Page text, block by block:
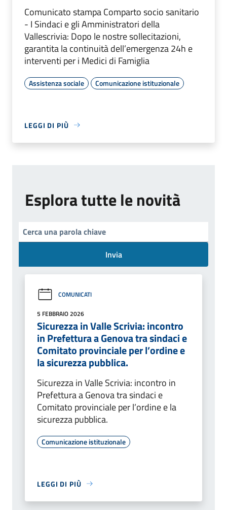
Comunicato stampa Comparto socio sanitario
- I Sindaci e gli Amministratori della
Vallescrivia: Dopo le nostre sollecitazioni,
garantita la continuità dell’emergenza 24h e
interventi per i Medici di Famiglia
Assistenza sociale Comunicazione istituzionale
LEGGI DI PIÙ
Esplora tutte le novità
Invia
COMUNICATI
5 FEBBRAIO 2026
Sicurezza in Valle Scrivia: incontro
in Prefettura a Genova tra sindaci e
Comitato provinciale per l’ordine e
la sicurezza pubblica.
Sicurezza in Valle Scrivia: incontro in
Prefettura a Genova tra sindaci e
Comitato provinciale per l’ordine e la
sicurezza pubblica.
Comunicazione istituzionale
LEGGI DI PIÙ